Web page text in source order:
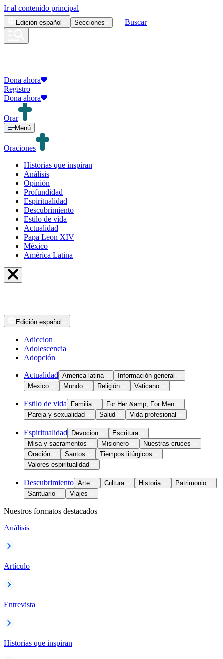
Ir al contenido principal
Edición español Secciones Buscar
Dona ahora
Registro
Dona ahora
Orar
Menú
Oraciones
Historias que inspiran
Análisis
Opinión
Profundidad
Espiritualidad
Descubrimiento
Estilo de vida
Actualidad
Papa Leon XIV
México
América Latina
Edición español
Adiccion
Adolescencia
Adopción
Actualidad America latina
Información general
Mexico
Mundo Religión Vaticano
Estilo de vida Familia
For Her &amp; For Men
Pareja y sexualidad
Salud Vida profesional
Espiritualidad Devocion
Escritura
Misa y sacramentos
Misionero
Nuestras cruces
Oración
Santos
Tiempos litúrgicos
Valores espiritualidad
Descubrimiento Arte Cultura Historia
Patrimonio
Santuario
Viajes
Nuestros formatos destacados
Análisis
Artículo
Entrevista
Historias que inspiran